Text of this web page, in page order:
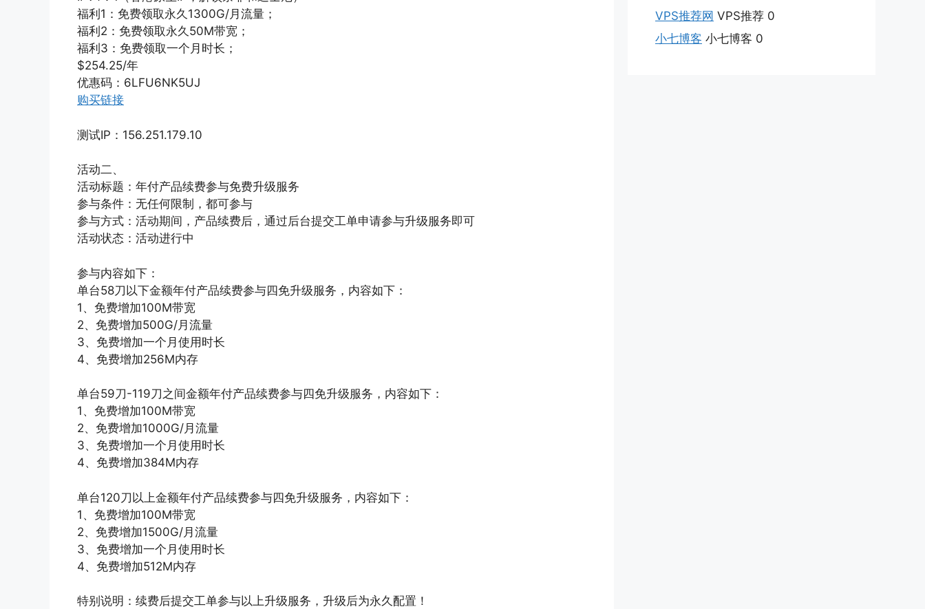
福利1：免费领取永久1300G/月流量；
福利2：免费领取永久50M带宽；
福利3：免费领取一个月时长；
$254.25/年
优惠码：6LFU6NK5UJ
购买链接
测试IP：156.251.179.10
活动二、
活动标题：年付产品续费参与免费升级服务
参与条件：无任何限制，都可参与
参与方式：活动期间，产品续费后，通过后台提交工单申请参与升级服务即可
活动状态：活动进行中
参与内容如下：
单台58刀以下金额年付产品续费参与四免升级服务，内容如下：
1、免费增加100M带宽
2、免费增加500G/月流量
3、免费增加一个月使用时长
4、免费增加256M内存
单台59刀-119刀之间金额年付产品续费参与四免升级服务，内容如下：
1、免费增加100M带宽
2、免费增加1000G/月流量
3、免费增加一个月使用时长
4、免费增加384M内存
单台120刀以上金额年付产品续费参与四免升级服务，内容如下：
1、免费增加100M带宽
2、免费增加1500G/月流量
3、免费增加一个月使用时长
4、免费增加512M内存
特别说明：续费后提交工单参与以上升级服务，升级后为永久配置！
VPS推荐网 VPS推荐 0
小七博客 小七博客 0